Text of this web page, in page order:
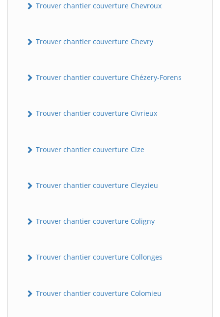
Trouver chantier couverture Chevroux
Trouver chantier couverture Chevry
Trouver chantier couverture Chézery-Forens
Trouver chantier couverture Civrieux
Trouver chantier couverture Cize
Trouver chantier couverture Cleyzieu
Trouver chantier couverture Coligny
Trouver chantier couverture Collonges
Trouver chantier couverture Colomieu